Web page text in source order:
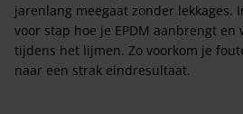
jarenlang meegaat zonder lekkages.
voor stap hoe je EPDM aanbrengt
tijdens het lijmen. Zo voorkom je
naar een strak eindresultaat.